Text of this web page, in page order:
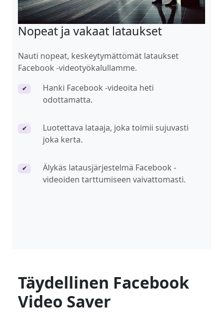
Nopeat ja vakaat lataukset
Nauti nopeat, keskeytymättömät lataukset
Facebook -videotyökalullamme.
✔
Hanki Facebook -videoita heti
odottamatta.
✔
Luotettava lataaja, joka toimii sujuvasti
joka kerta.
✔
Älykäs latausjärjestelmä Facebook -
videoiden tarttumiseen vaivattomasti.
Täydellinen Facebook
Video Saver